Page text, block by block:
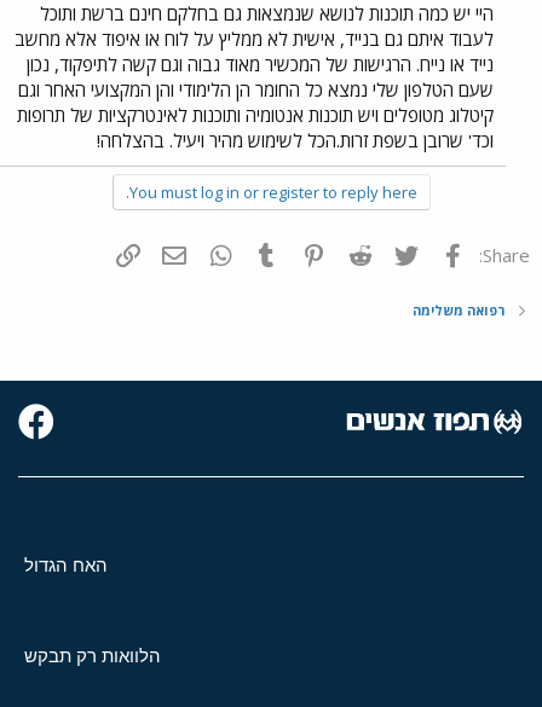
היי יש כמה תוכנות לנושא שנמצאות גם בחלקם חינם ברשת ותוכל
לעבוד איתם גם בנייד, אישית לא ממליץ על לוח או איפוד אלא מחשב
נייד או נייח. הרגישות של המכשיר מאוד גבוה וגם קשה לתיפקוד, נכון
שעם הטלפון שלי נמצא כל החומר הן הלימודי והן המקצועי האחר וגם
קיטלוג מטופלים ויש תוכנות אנטומיה ותוכנות לאינטרקציות של תרופות
וכד' שרובן בשפת זרות.הכל לשימוש מהיר ויעיל. בהצלחה!
You must log in or register to reply here.
Share: פייסבוק Twitter
Reddit
Pinterest
Tumblr
WhatsAppדואר אלקטרוני
רפואה משלימה
האח הגדול
הלוואות רק תבקש